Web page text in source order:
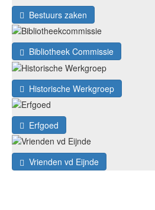
Bestuurs zaken
Bibliotheek Commissie
Historische Werkgroep
Erfgoed
Vrienden vd Eijnde